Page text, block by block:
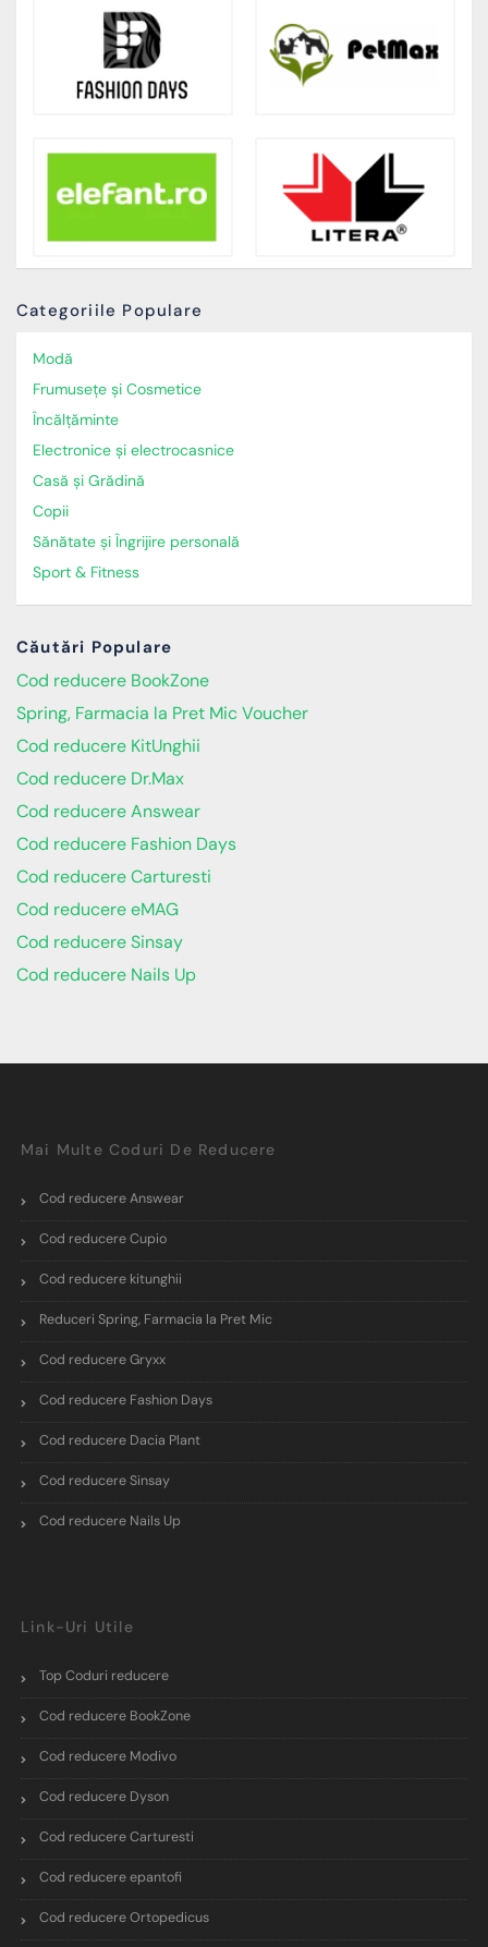
Categoriile Populare
Modă
Frumusețe și Cosmetice
Încălţăminte
Electronice și electrocasnice
Casă și Grădină
Copii
Sănătate și Îngrijire personală
Sport & Fitness
Căutări Populare
Cod reducere BookZone
Spring, Farmacia la Pret Mic Voucher
Cod reducere KitUnghii
Cod reducere Dr.Max
Cod reducere Answear
Cod reducere Fashion Days
Cod reducere Carturesti
Cod reducere eMAG
Cod reducere Sinsay
Cod reducere Nails Up
Mai Multe Coduri De Reducere
Cod reducere Answear
Cod reducere Cupio
Cod reducere kitunghii
Reduceri Spring, Farmacia la Pret Mic
Cod reducere Gryxx
Cod reducere Fashion Days
Cod reducere Dacia Plant
Cod reducere Sinsay
Cod reducere Nails Up
Link-Uri Utile
Top Coduri reducere
Cod reducere BookZone
Cod reducere Modivo
Cod reducere Dyson
Cod reducere Carturesti
Cod reducere epantofi
Cod reducere Ortopedicus